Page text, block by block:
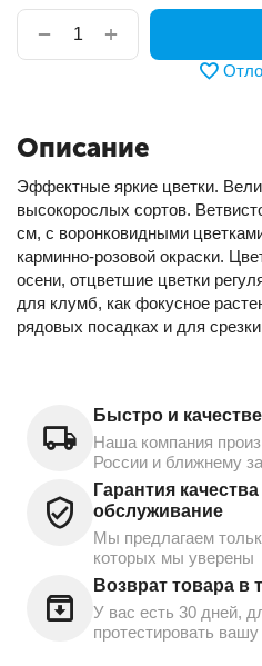
+
−
Описание
Эффектные яркие цветки.
высокорослых сортов.
см, с воронковидными
карминно-розовой окраски.
осени, отцветшие цветки
для клумб, как фокусное
рядовых посадках и для срезки
Быстро и
Наша компания
России и ближнему
Гарантия
обслуживание
Мы предлагаем
которых мы уверены
Возврат товара в
У вас есть 30 дней,
протестировать вашу